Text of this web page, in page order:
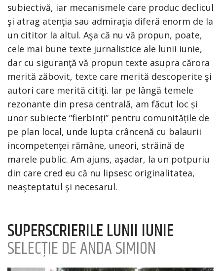
subiectivă, iar mecanismele care produc declicul
şi atrag atenţia sau admiraţia diferă enorm de la
un cititor la altul. Aşa că nu vă propun, poate,
cele mai bune texte jurnalistice ale lunii iunie,
dar cu siguranţă vă propun texte asupra cărora
merită zăbovit, texte care merită descoperite şi
autori care merită citiţi. Iar pe lângă temele
rezonante din presa centrală, am făcut loc și
unor subiecte “fierbinți” pentru comunitățile de
pe plan local, unde lupta crâncenă cu balaurii
incompetenței rămâne, uneori, străină de
marele public. Am ajuns, așadar, la un potpuriu
din care cred eu că nu lipsesc originalitatea,
neaşteptatul şi necesarul.
SUPERSCRIERILE LUNII IUNIE
SELECȚIE DE ANDA SIMION